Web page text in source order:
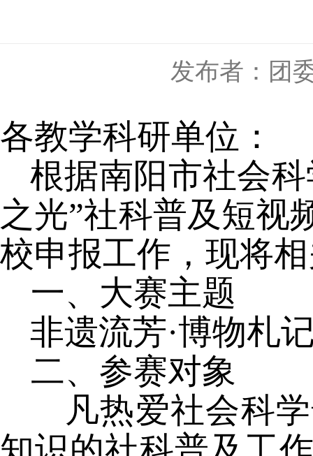
发布者：团
各教学科研单位：
根据南阳市社会
之光”社科普及短视
校申报工作，现将
一、大赛主题
非遗流芳·博物札
二、参赛对象
凡热爱社会科学